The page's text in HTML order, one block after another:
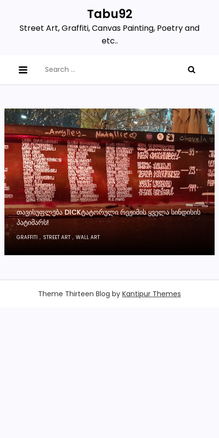
content
Tabu92
Street Art, Graffiti, Canvas Painting, Poetry and
etc..
for:
ᲗᲐᲕᲘᲡᲣᲤᲚᲔᲑᲐ DICKᲢᲐᲢᲝᲠᲣᲚᲘ ᲠᲔᲟᲘᲛᲘᲡ ᲧᲕᲔᲚᲐ ᲡᲘᲜᲓᲘᲡᲘᲡ
ᲞᲐᲢᲘᲛᲐᲠᲡ!
GRAFFITI , STREET ART ,WALL ART
Theme Thirteen Blog by Kantipur Themes